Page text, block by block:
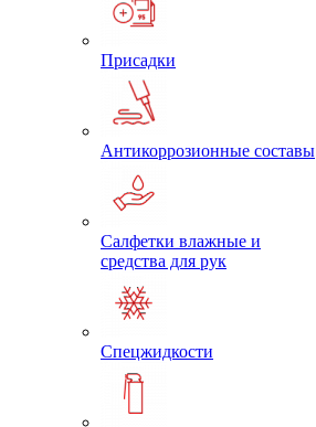
Присадки
Антикоррозионные составы
Салфетки влажные и
средства для рук
Спецжидкости